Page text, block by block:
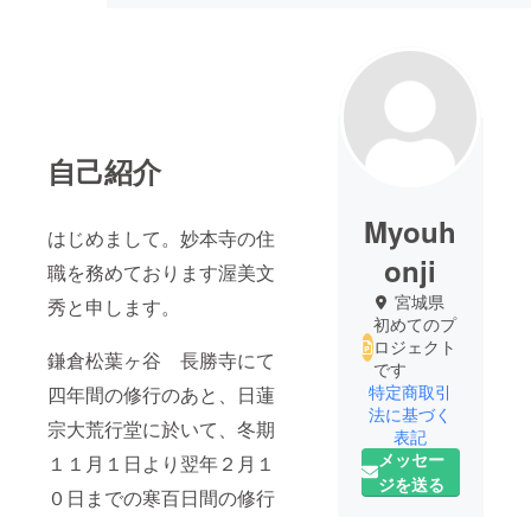
自己紹介
はじめまして。妙本寺の住
職を務めております渥美文
秀と申します。
鎌倉松葉ヶ谷 長勝寺にて
四年間の修行のあと、日蓮
宗大荒行堂に於いて、冬期
１１月１日より翌年２月１
０日までの寒百日間の修行
Myouh
onji
宮城県
初めてのプ
ロジェクト
です
特定商取引
法に基づく
表記
メッセー
ジを送る